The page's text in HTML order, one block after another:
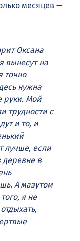
месяцев —
Оксана
вынесут на
точно
нужна
руки. Мой
трудности с
и то, и
лучше, если
деревне в
А мазутом
я не